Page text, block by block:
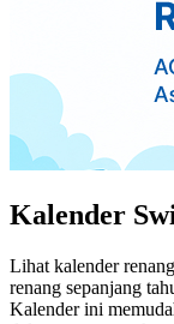
Kalender
Lihat kalender
renang sepanjang
Kalender ini